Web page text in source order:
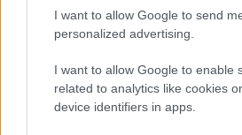
I want to allow Google to send
personalized advertising.
I want to allow Google to enable
related to analytics like cookies
device identifiers in apps.